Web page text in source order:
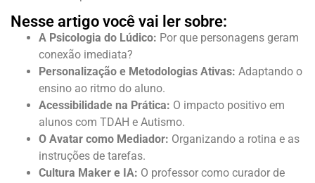
Nesse artigo você vai ler sobre:
A Psicologia do Lúdico: Por que personagens geram
conexão imediata?
Personalização e Metodologias Ativas: Adaptando o
ensino ao ritmo do aluno.
Acessibilidade na Prática: O impacto positivo em
alunos com TDAH e Autismo.
O Avatar como Mediador: Organizando a rotina e as
instruções de tarefas.
Cultura Maker e IA: O professor como curador de